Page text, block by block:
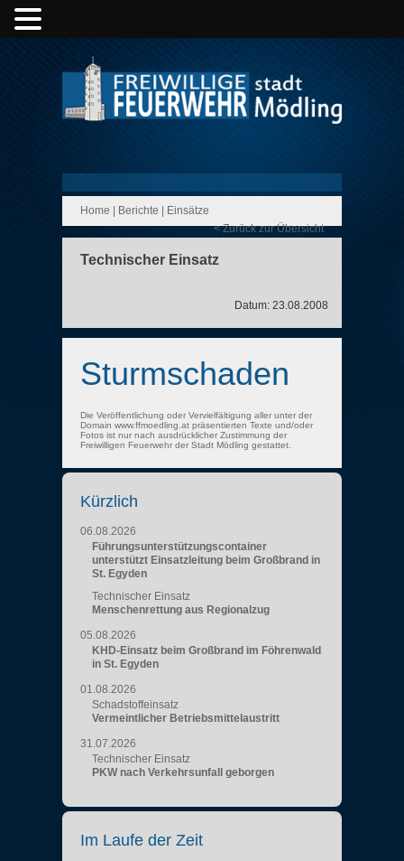
Home Berichte
Einsätze
< Zurück zur Übersicht
Technischer Einsatz
Datum: 23.08.2008
Sturmschaden
Die Veröffentlichung oder Vervielfältigung aller unter der
Domain www.ffmoedling.at präsentierten Texte und/oder
Fotos ist nur nach ausdrücklicher Zustimmung der
Freiwilligen Feuerwehr der Stadt Mödling gestattet.
Kürzlich
06.08.2026
Führungsunterstützungscontainer
unterstützt Einsatzleitung beim Großbrand in
St. Egyden
Technischer Einsatz
Menschenrettung aus Regionalzug
05.08.2026
KHD-Einsatz beim Großbrand im Föhrenwald
in St. Egyden
01.08.2026
Schadstoffeinsatz
Vermeintlicher Betriebsmittelaustritt
31.07.2026
Technischer Einsatz
PKW nach Verkehrsunfall geborgen
Im Laufe der Zeit